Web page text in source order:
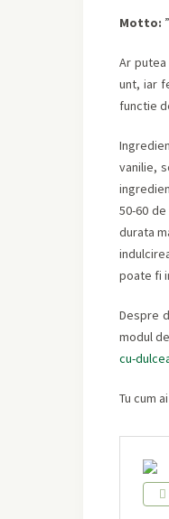
Motto: ”
Ar
unt, iar
functie
vanilie,
50-60
durata
poate fi
Despre
modul
cu-
Tu cum